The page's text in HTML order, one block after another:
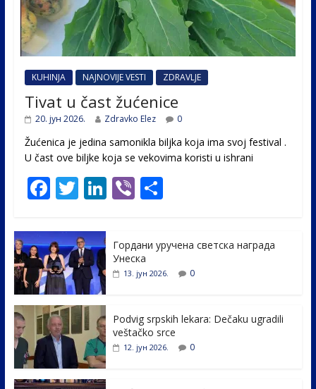
KUHINJA NAJNOVIJE VESTI ZDRAVLJE
Tivat u čast žućenice
20. јун 2026. Zdravko Elez 0
Žućenica je jedina samonikla biljka koja ima svoj festival .
U čast ovе biljke koja se vekovima koristi u ishrani
F
e
b
o
o
k
T
itt
er
Li
e
dI
Vi S
e
Гордани уручена светска награда
Унеска
13. јун 2026. 0
Podvig srpskih lekara: Dečaku ugradili
veštačko srce
12. јун 2026. 0